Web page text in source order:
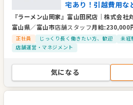
宅あり！引越費用な
『ラーメン山岡家』富山田尻店 ｜株式会社
富山県／富山市店舗スタッフ月給:230,000
正社員 じっくり長く働きたい方、歓迎 未経
店舗運営・マネジメント
気になる